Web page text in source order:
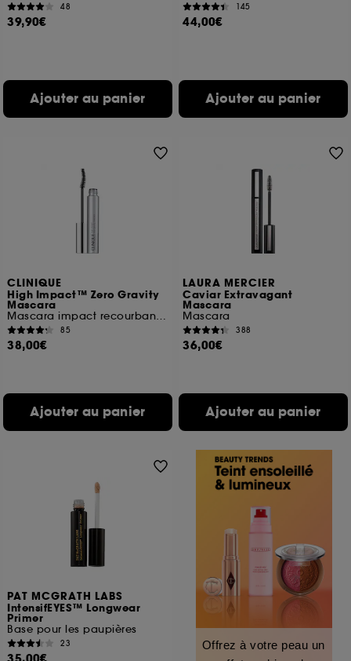
48
39,90€
Ajouter au panier
145
44,00€
Ajouter au panier
CLINIQUE
High Impact™ Zero Gravity
Mascara
Mascara impact recourbant optimal
85
38,00€
Ajouter au panier
LAURA MERCIER
Caviar Extravagant
Mascara
Mascara
388
36,00€
Ajouter au panier
PAT MCGRATH LABS
IntensifEYES™ Longwear
Primer
Base pour les paupières
23
Offrez à votre peau un